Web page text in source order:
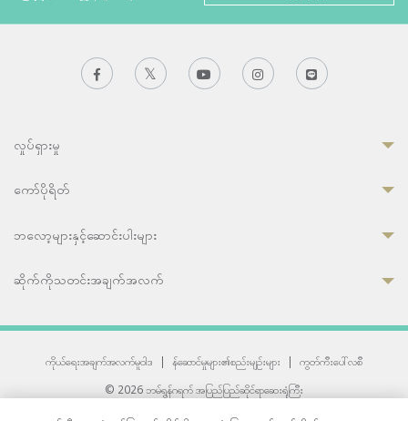
လှုပ်ရှားမှု
ကော်ပိုရိတ်
ဘလော့များနှင့်ဆောင်းပါးများ
ဆိုက်ကိုသတင်းအချက်အလက်
ကိုယ်ရေးအချက်အလက်မူဝါဒ | န်ဆောင်မှုများ၏စည်းမျဉ်းများ |
ကွတ်ကီးပေါ်လစီ
© 2026 ဘမ်ရွန်ဂရက် အပြည်ပြည်ဆိုင်ရာဆေးရုံကြီး